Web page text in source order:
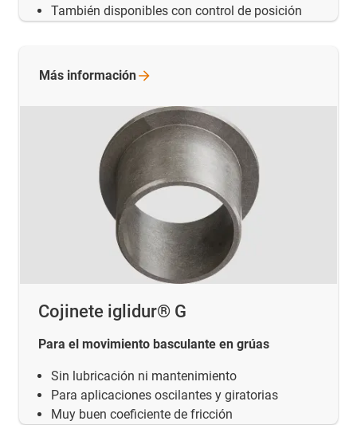
También disponibles con control de posición
Cojinete iglidur® G
Para el movimiento basculante en grúas
Sin lubricación ni mantenimiento
Para aplicaciones oscilantes y giratorias
Muy buen coeficiente de fricción
Más información